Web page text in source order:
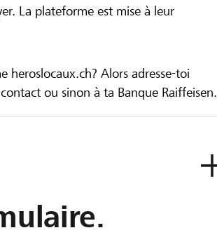
La plateforme est mise à leur
heroslocaux.ch? Alors adresse-toi
ou sinon à ta Banque Raiffeisen.